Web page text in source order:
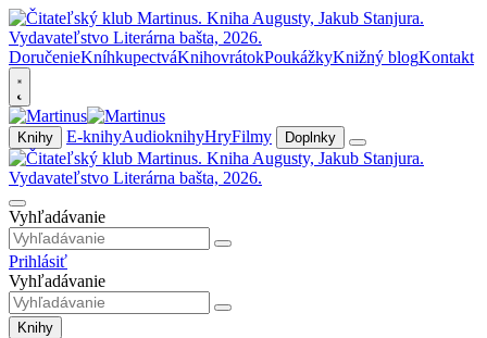
DoručenieKníhkupectváKnihovrátokPoukážkyKnižný blogKontakt
Knihy E-knihyAudioknihyHryFilmy Doplnky
Vyhľadávanie
Prihlásiť
Vyhľadávanie
Knihy